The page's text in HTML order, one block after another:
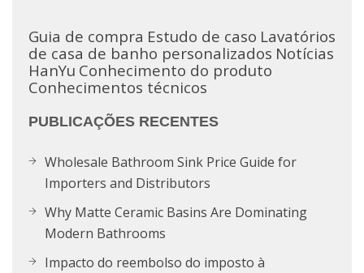
Guia de compra Estudo de caso Lavatórios
de casa de banho personalizados Notícias
HanYu Conhecimento do produto
Conhecimentos técnicos
PUBLICAÇÕES RECENTES
Wholesale Bathroom Sink Price Guide for
Importers and Distributors
Why Matte Ceramic Basins Are Dominating
Modern Bathrooms
Impacto do reembolso do imposto à